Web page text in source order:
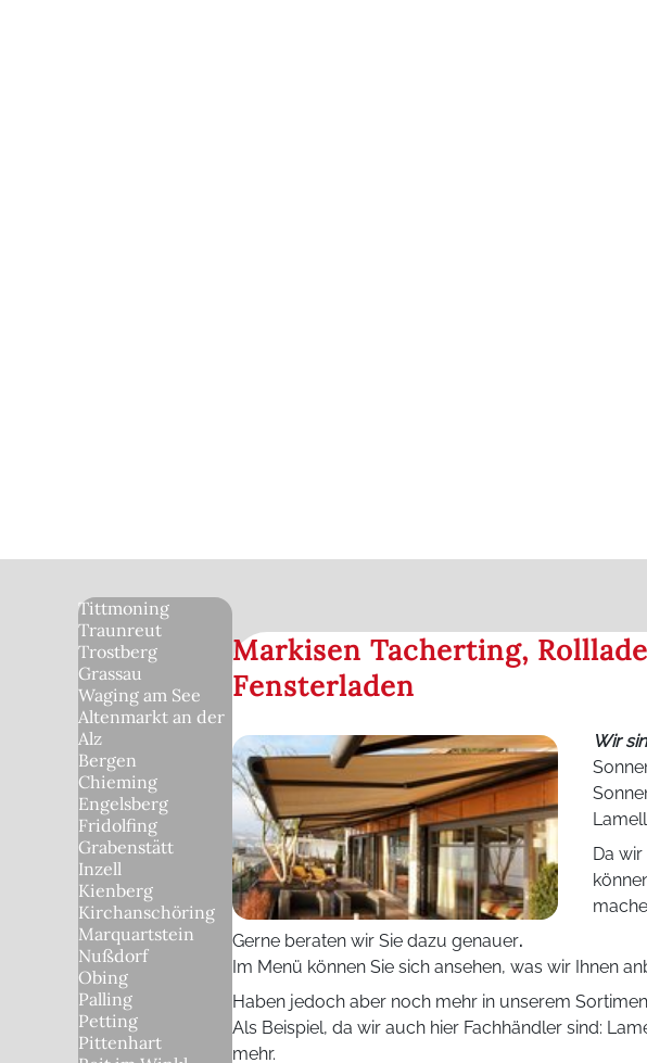
Markisen Tacherting,
Fensterladen
Wir
Da
Gerne beraten wir Sie dazu genauer.
Im Menü können Sie sich ansehen, was wir Ihnen
Haben jedoch aber noch mehr in unserem
Als Beispiel, da wir auch hier Fachhändler sind:
mehr.
Tittmoning
Traunreut
Trostberg
Grassau
Waging am See
Altenmarkt an der
Alz
Bergen
Chieming
Engelsberg
Fridolfing
Grabenstätt
Inzell
Kienberg
Kirchanschöring
Marquartstein
Nußdorf
Obing
Palling
Petting
Pittenhart